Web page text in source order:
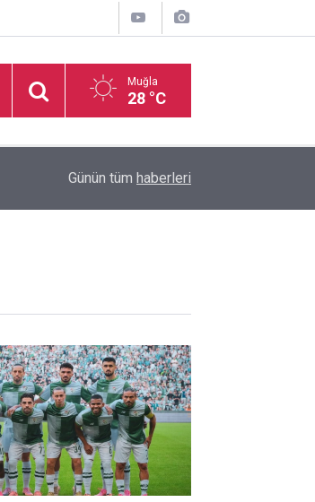
Muğla
28 °C
İşitme Engelliler Genç Kız Futsal Milli Takımı,
Günün tüm haberleri